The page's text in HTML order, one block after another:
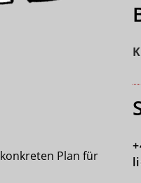
Plan für